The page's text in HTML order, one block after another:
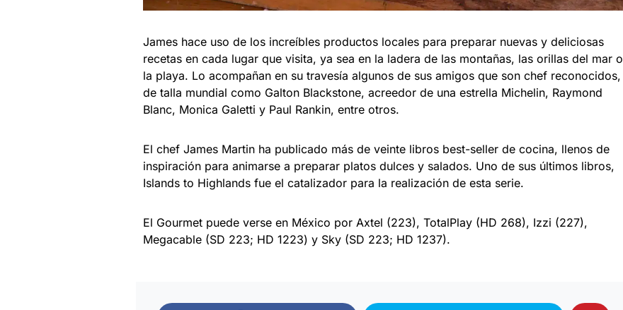
James hace uso de los increíbles productos locales para preparar nuevas y deliciosas
recetas en cada lugar que visita, ya sea en la ladera de las montañas, las orillas del mar o
la playa. Lo acompañan en su travesía algunos de sus amigos que son chef reconocidos,
de talla mundial como Galton Blackstone, acreedor de una estrella Michelin, Raymond
Blanc, Monica Galetti y Paul Rankin, entre otros.
El chef James Martin ha publicado más de veinte libros best-seller de cocina, llenos de
inspiración para animarse a preparar platos dulces y salados. Uno de sus últimos libros,
Islands to Highlands fue el catalizador para la realización de esta serie.
El Gourmet puede verse en México por Axtel (223), TotalPlay (HD 268), Izzi (227),
Megacable (SD 223; HD 1223) y Sky (SD 223; HD 1237).